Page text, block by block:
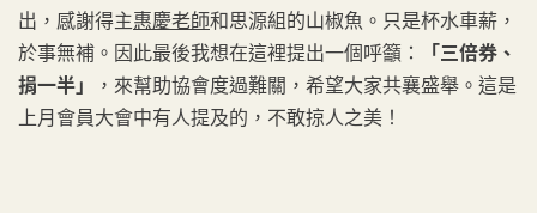
出，感謝得主惠慶老師和思源組的山椒魚。只是杯水車薪，
於事無補。因此最後我想在這裡提出一個呼籲：
「三倍券、
捐一半」
，來幫助協會度過難關，希望大家共襄盛舉。這是
上月會員大會中有人提及的，不敢掠人之美！